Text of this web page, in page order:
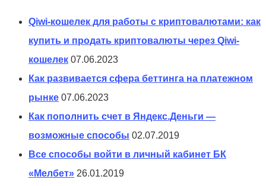
Qiwi-кошелек для работы с криптовалютами: как
купить и продать криптовалюты через Qiwi-
кошелек 07.06.2023
Как развивается сфера беттинга на платежном
рынке 07.06.2023
Как пополнить счет в Яндекс.Деньги —
возможные способы 02.07.2019
Все способы войти в личный кабинет БК
«Мелбет» 26.01.2019